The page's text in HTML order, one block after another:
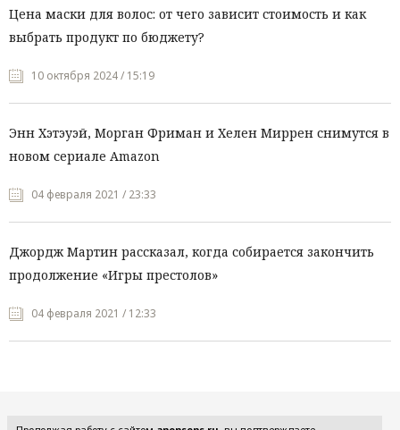
Цена маски для волос: от чего зависит стоимость и как
выбрать продукт по бюджету?
10 октября 2024 / 15:19
Энн Хэтэуэй, Морган Фриман и Хелен Миррен снимутся в
новом сериале Amazon
04 февраля 2021 / 23:33
Джордж Мартин рассказал, когда собирается закончить
продолжение «Игры престолов»
04 февраля 2021 / 12:33